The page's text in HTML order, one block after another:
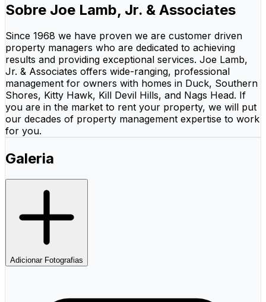
Sobre Joe Lamb, Jr. & Associates
Since 1968 we have proven we are customer driven
property managers who are dedicated to achieving
results and providing exceptional services. Joe Lamb,
Jr. & Associates offers wide-ranging, professional
management for owners with homes in Duck, Southern
Shores, Kitty Hawk, Kill Devil Hills, and Nags Head. If
you are in the market to rent your property, we will put
our decades of property management expertise to work
for you.
Galeria
Adicionar Fotografias